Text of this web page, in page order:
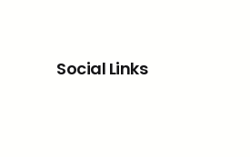
Social Links